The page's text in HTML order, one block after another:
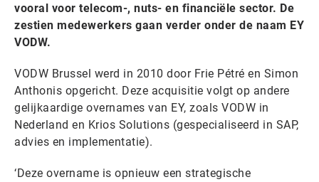
vooral voor telecom-, nuts- en financiële sector. De
zestien medewerkers gaan verder onder de naam EY
VODW.
VODW Brussel werd in 2010 door Frie Pétré en Simon
Anthonis opgericht. Deze acquisitie volgt op andere
gelijkaardige overnames van EY, zoals VODW in
Nederland en Krios Solutions (gespecialiseerd in SAP,
advies en implementatie).
‘Deze overname is opnieuw een strategische